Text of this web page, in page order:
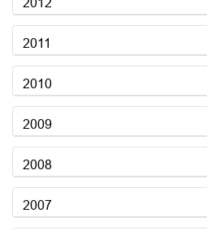
2012
2011
2010
2009
2008
2007